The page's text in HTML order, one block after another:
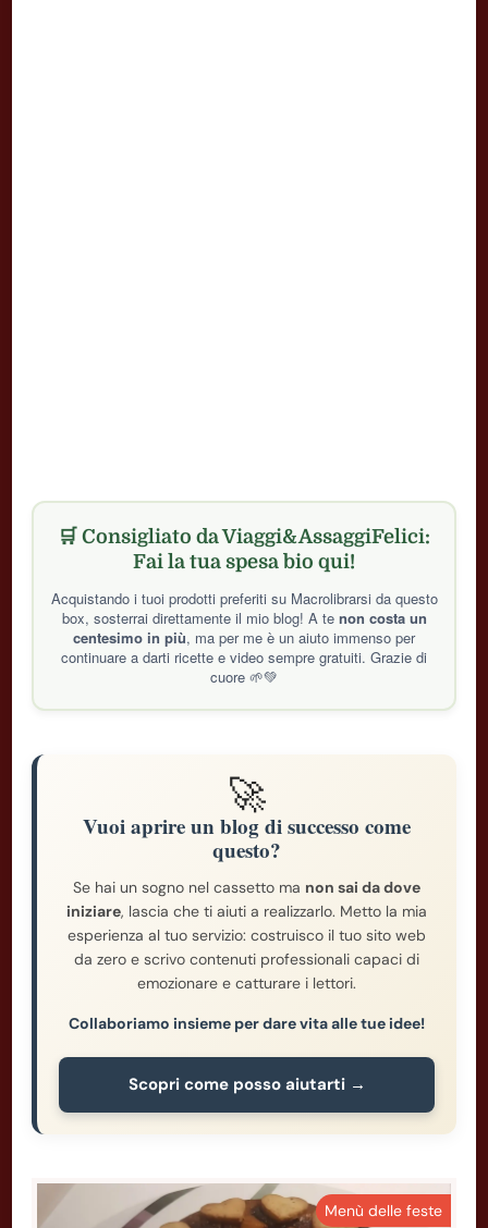
🛒 Consigliato da Viaggi&AssaggiFelici:
Fai la tua spesa bio qui!
Acquistando i tuoi prodotti preferiti su Macrolibrarsi da questo
box, sosterrai direttamente il mio blog! A te non costa un
centesimo in più, ma per me è un aiuto immenso per
continuare a darti ricette e video sempre gratuiti. Grazie di
cuore 🌱💚
🚀
Vuoi aprire un blog di successo come
questo?
Se hai un sogno nel cassetto ma non sai da dove
iniziare, lascia che ti aiuti a realizzarlo. Metto la mia
esperienza al tuo servizio: costruisco il tuo sito web
da zero e scrivo contenuti professionali capaci di
emozionare e catturare i lettori.
Collaboriamo insieme per dare vita alle tue idee!
Scopri come posso aiutarti →
Menù delle feste